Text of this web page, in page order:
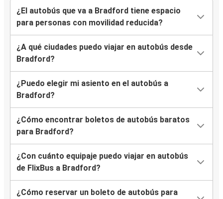
¿El autobús que va a Bradford tiene espacio
para personas con movilidad reducida?
¿A qué ciudades puedo viajar en autobús desde
Bradford?
¿Puedo elegir mi asiento en el autobús a
Bradford?
¿Cómo encontrar boletos de autobús baratos
para Bradford?
¿Con cuánto equipaje puedo viajar en autobús
de FlixBus a Bradford?
¿Cómo reservar un boleto de autobús para